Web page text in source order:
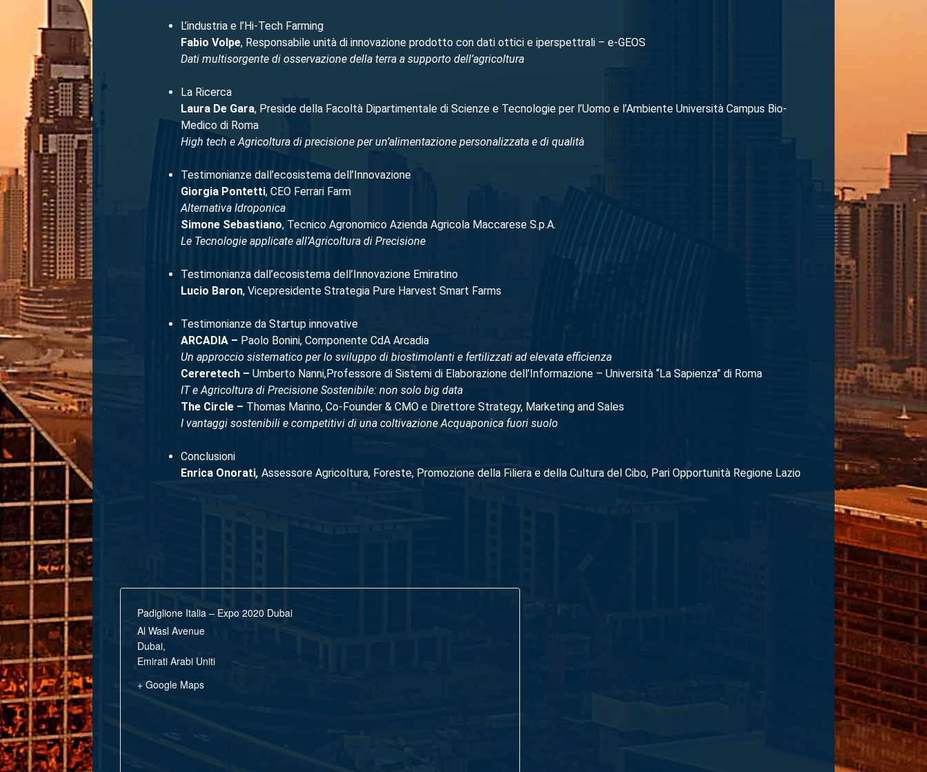
L’industria e l’Hi-Tech Farming
Fabio Volpe, Responsabile unità di innovazione prodotto con dati ottici e iperspettrali – e-GEOS
Dati multisorgente di osservazione della terra a supporto dell’agricoltura
La Ricerca
Laura De Gara, Preside della Facoltà Dipartimentale di Scienze e Tecnologie per l’Uomo e l’Ambiente Università Campus Bio-
Medico di Roma
High tech e Agricoltura di precisione per un’alimentazione personalizzata e di qualità
Testimonianze dall’ecosistema dell’Innovazione
Giorgia Pontetti, CEO Ferrari Farm
Alternativa Idroponica
Simone Sebastiano, Tecnico Agronomico Azienda Agricola Maccarese S.p.A.
Le Tecnologie applicate all’Agricoltura di Precisione
Testimonianza dall’ecosistema dell’Innovazione Emiratino
Lucio Baron, Vicepresidente Strategia Pure Harvest Smart Farms
Testimonianze da Startup innovative
ARCADIA – Paolo Bonini, Componente CdA Arcadia
Un approccio sistematico per lo sviluppo di biostimolanti e fertilizzati ad elevata efficienza
Cereretech –Umberto Nanni,Professore di Sistemi di Elaborazione dell’Informazione – Università “La Sapienza” di Roma
IT e Agricoltura di Precisione Sostenibile: non solo big data
The Circle – Thomas Marino, Co-Founder & CMO e Direttore Strategy, Marketing and Sales
I vantaggi sostenibili e competitivi di una coltivazione Acquaponica fuori suolo
Conclusioni
Enrica Onorati,Assessore Agricoltura, Foreste, Promozione della Filiera e della Cultura del Cibo, Pari Opportunità Regione Lazio
Padiglione Italia – Expo 2020 Dubai
Al Wasl Avenue
Dubai,
Emirati Arabi Uniti
+ Google Maps